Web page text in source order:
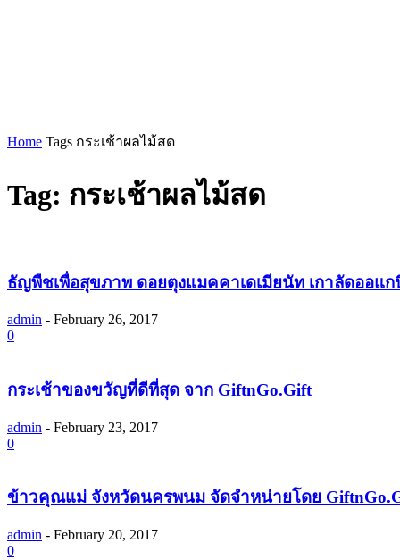
Home Tags กระเช้าผลไม้สด
Tag: กระเช้าผลไม้สด
ธัญพืชเพื่อสุขภาพ ดอยตุงแมคคาเดเมียนัท เกาลัดออแ
admin - February 26, 2017
0
กระเช้าของขวัญที่ดีที่สุด จาก GiftnGo.Gift
admin - February 23, 2017
0
ข้าวคุณแม่ จังหวัดนครพนม จัดจำหน่ายโดย
admin - February 20, 2017
0